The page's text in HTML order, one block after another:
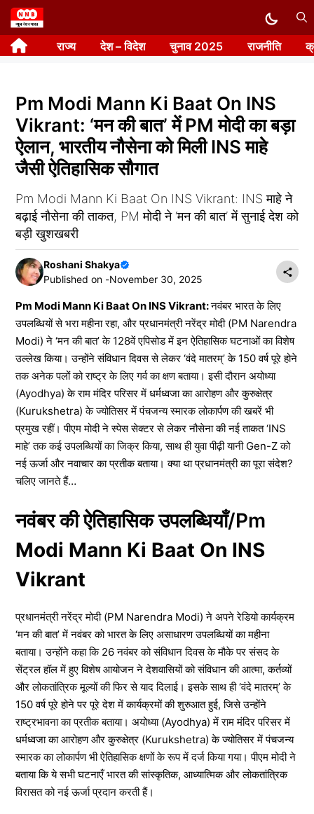
Skip
to
content राज्य देश – विदेश चुनाव 2025 राजनीति
Pm Modi Mann Ki Baat On INS
Vikrant: ‘मन की बात’ में PM मोदी का बड़ा
ऐलान, भारतीय नौसेना को मिली INS माहे
जैसी ऐतिहासिक सौगात
Pm Modi Mann Ki Baat On INS Vikrant: INS माहे ने
बढ़ाई नौसेना की ताकत, PM मोदी ने ‘मन की बात’ में सुनाई देश को
बड़ी खुशखबरी
Roshani Shakya
Published on -November 30, 2025
Pm Modi Mann Ki Baat On INS Vikrant:नवंबर भारत के लिए
उपलब्धियों से भरा महीना रहा, और प्रधानमंत्री नरेंद्र मोदी (PM Narendra
Modi) ने ‘मन की बात’ के 128वें एपिसोड में इन ऐतिहासिक घटनाओं का विशेष
उल्लेख किया। उन्होंने संविधान दिवस से लेकर ‘वंदे मातरम्’ के 150 वर्ष पूरे होने
तक अनेक पलों को राष्ट्र के लिए गर्व का क्षण बताया। इसी दौरान अयोध्या
(Ayodhya) के राम मंदिर परिसर में धर्मध्वजा का आरोहण और कुरुक्षेत्र
(Kurukshetra) के ज्योतिसर में पंचजन्य स्मारक लोकार्पण की खबरें भी
प्रमुख रहीं। पीएम मोदी ने स्पेस सेक्टर से लेकर नौसेना की नई ताकत ‘INS
माहे’ तक कई उपलब्धियों का जिक्र किया, साथ ही युवा पीढ़ी यानी Gen-Z को
नई ऊर्जा और नवाचार का प्रतीक बताया। क्या था प्रधानमंत्री का पूरा संदेश?
चलिए जानते हैं…
नवंबर की ऐतिहासिक उपलब्धियाँ/Pm
Modi Mann Ki Baat On INS
Vikrant
प्रधानमंत्री नरेंद्र मोदी (PM Narendra Modi) ने अपने रेडियो कार्यक्रम
‘मन की बात’ में नवंबर को भारत के लिए असाधारण उपलब्धियों का महीना
बताया। उन्होंने कहा कि 26 नवंबर को संविधान दिवस के मौके पर संसद के
सेंट्रल हॉल में हुए विशेष आयोजन ने देशवासियों को संविधान की आत्मा, कर्तव्यों
और लोकतांत्रिक मूल्यों की फिर से याद दिलाई। इसके साथ ही ‘वंदे मातरम्’ के
150 वर्ष पूरे होने पर पूरे देश में कार्यक्रमों की शुरुआत हुई, जिसे उन्होंने
राष्ट्रभावना का प्रतीक बताया। अयोध्या (Ayodhya) में राम मंदिर परिसर में
धर्मध्वजा का आरोहण और कुरुक्षेत्र (Kurukshetra) के ज्योतिसर में पंचजन्य
स्मारक का लोकार्पण भी ऐतिहासिक क्षणों के रूप में दर्ज किया गया। पीएम मोदी ने
बताया कि ये सभी घटनाएँ भारत की सांस्कृतिक, आध्यात्मिक और लोकतांत्रिक
विरासत को नई ऊर्जा प्रदान करती हैं।